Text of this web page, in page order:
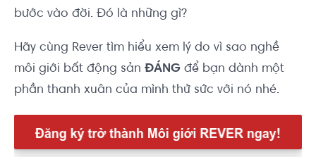
bước vào đời. Đó là những gì?
Hãy cùng Rever tìm hiểu xem lý do vì sao nghề
môi giới bất động sản ĐÁNG để bạn dành một
phần thanh xuân của mình thử sức với nó nhé.